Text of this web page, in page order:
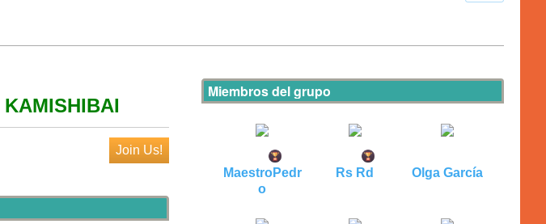
KAMISHIBAI
Join Us!
Miembros del grupo
MaestroPedr
o
Rs Rd Olga García